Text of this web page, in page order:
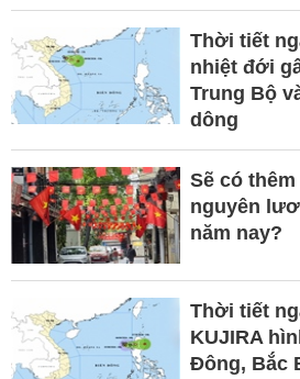
Thời tiết
nhiệt đới
Trung Bộ
dông
Sẽ có
nguyên
năm nay?
Thời tiết
KUJIRA
Đông, Bắc